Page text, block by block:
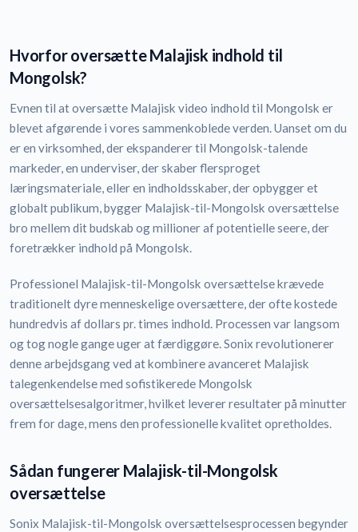
Hvorfor oversætte Malajisk indhold til
Mongolsk?
Evnen til at oversætte Malajisk video indhold til Mongolsk er
blevet afgørende i vores sammenkoblede verden. Uanset om du
er en virksomhed, der ekspanderer til Mongolsk-talende
markeder, en underviser, der skaber flersproget
læringsmateriale, eller en indholdsskaber, der opbygger et
globalt publikum, bygger Malajisk-til-Mongolsk oversættelse
bro mellem dit budskab og millioner af potentielle seere, der
foretrækker indhold på Mongolsk.
Professionel Malajisk-til-Mongolsk oversættelse krævede
traditionelt dyre menneskelige oversættere, der ofte kostede
hundredvis af dollars pr. times indhold. Processen var langsom
og tog nogle gange uger at færdiggøre. Sonix revolutionerer
denne arbejdsgang ved at kombinere avanceret Malajisk
talegenkendelse med sofistikerede Mongolsk
oversættelsesalgoritmer, hvilket leverer resultater på minutter
frem for dage, mens den professionelle kvalitet opretholdes.
Sådan fungerer Malajisk-til-Mongolsk
oversættelse
Sonix Malajisk-til-Mongolsk oversættelsesprocessen begynder